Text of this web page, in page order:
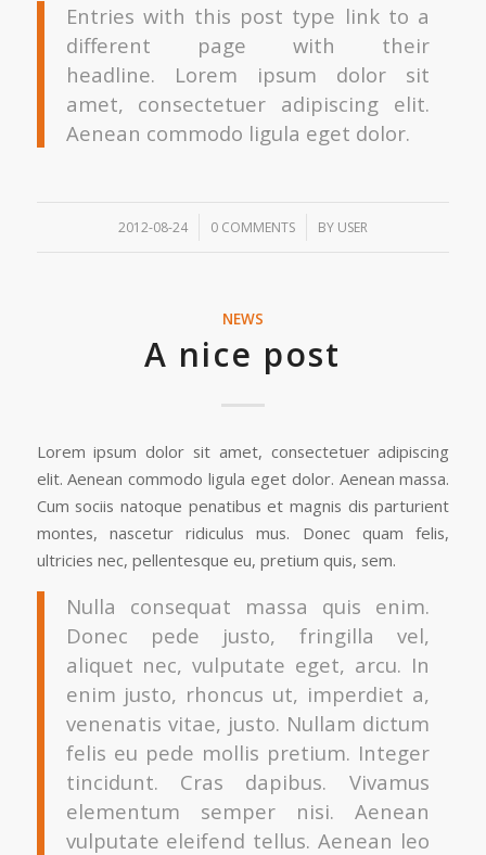
Entries with this post type link to a
different page with their
headline. Lorem ipsum dolor sit
amet, consectetuer adipiscing elit.
Aenean commodo ligula eget dolor.
2012-08-24
/ 0 COMMENTS
/ BY USER
NEWS
A nice post
Lorem ipsum dolor sit amet, consectetuer adipiscing
elit. Aenean commodo ligula eget dolor. Aenean massa.
Cum sociis natoque penatibus et magnis dis parturient
montes, nascetur ridiculus mus. Donec quam felis,
ultricies nec, pellentesque eu, pretium quis, sem.
Nulla consequat massa quis enim.
Donec pede justo, fringilla vel,
aliquet nec, vulputate eget, arcu. In
enim justo, rhoncus ut, imperdiet a,
venenatis vitae, justo. Nullam dictum
felis eu pede mollis pretium. Integer
tincidunt. Cras dapibus. Vivamus
elementum semper nisi. Aenean
vulputate eleifend tellus. Aenean leo